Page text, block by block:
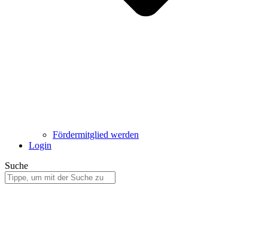
Fördermitglied werden
Login
Suche